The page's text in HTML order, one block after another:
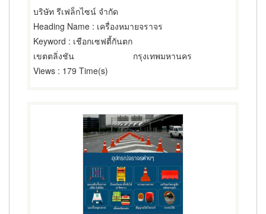
บริษัท รีเฟล็กไซน์ จำกัด
Heading Name : เครื่องหมายจราจร
Keyword : เชือกเซฟตี้กันตก
เขตตลิ่งชัน
กรุงเทพมหานคร
Views : 179 Time(s)